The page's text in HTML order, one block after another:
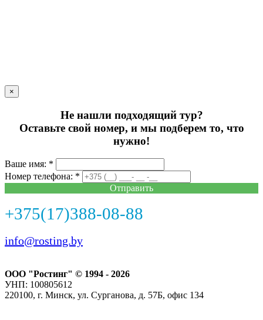
×
Не нашли подходящий тур?
Оставьте свой номер, и мы подберем то, что
нужно!
Ваше имя: *
Номер телефона: *
Отправить
+375(17)388-08-88
info@rosting.by
ООО "Ростинг" © 1994 - 2026
УНП: 100805612
220100, г. Минск, ул. Сурганова, д. 57Б, офис 134